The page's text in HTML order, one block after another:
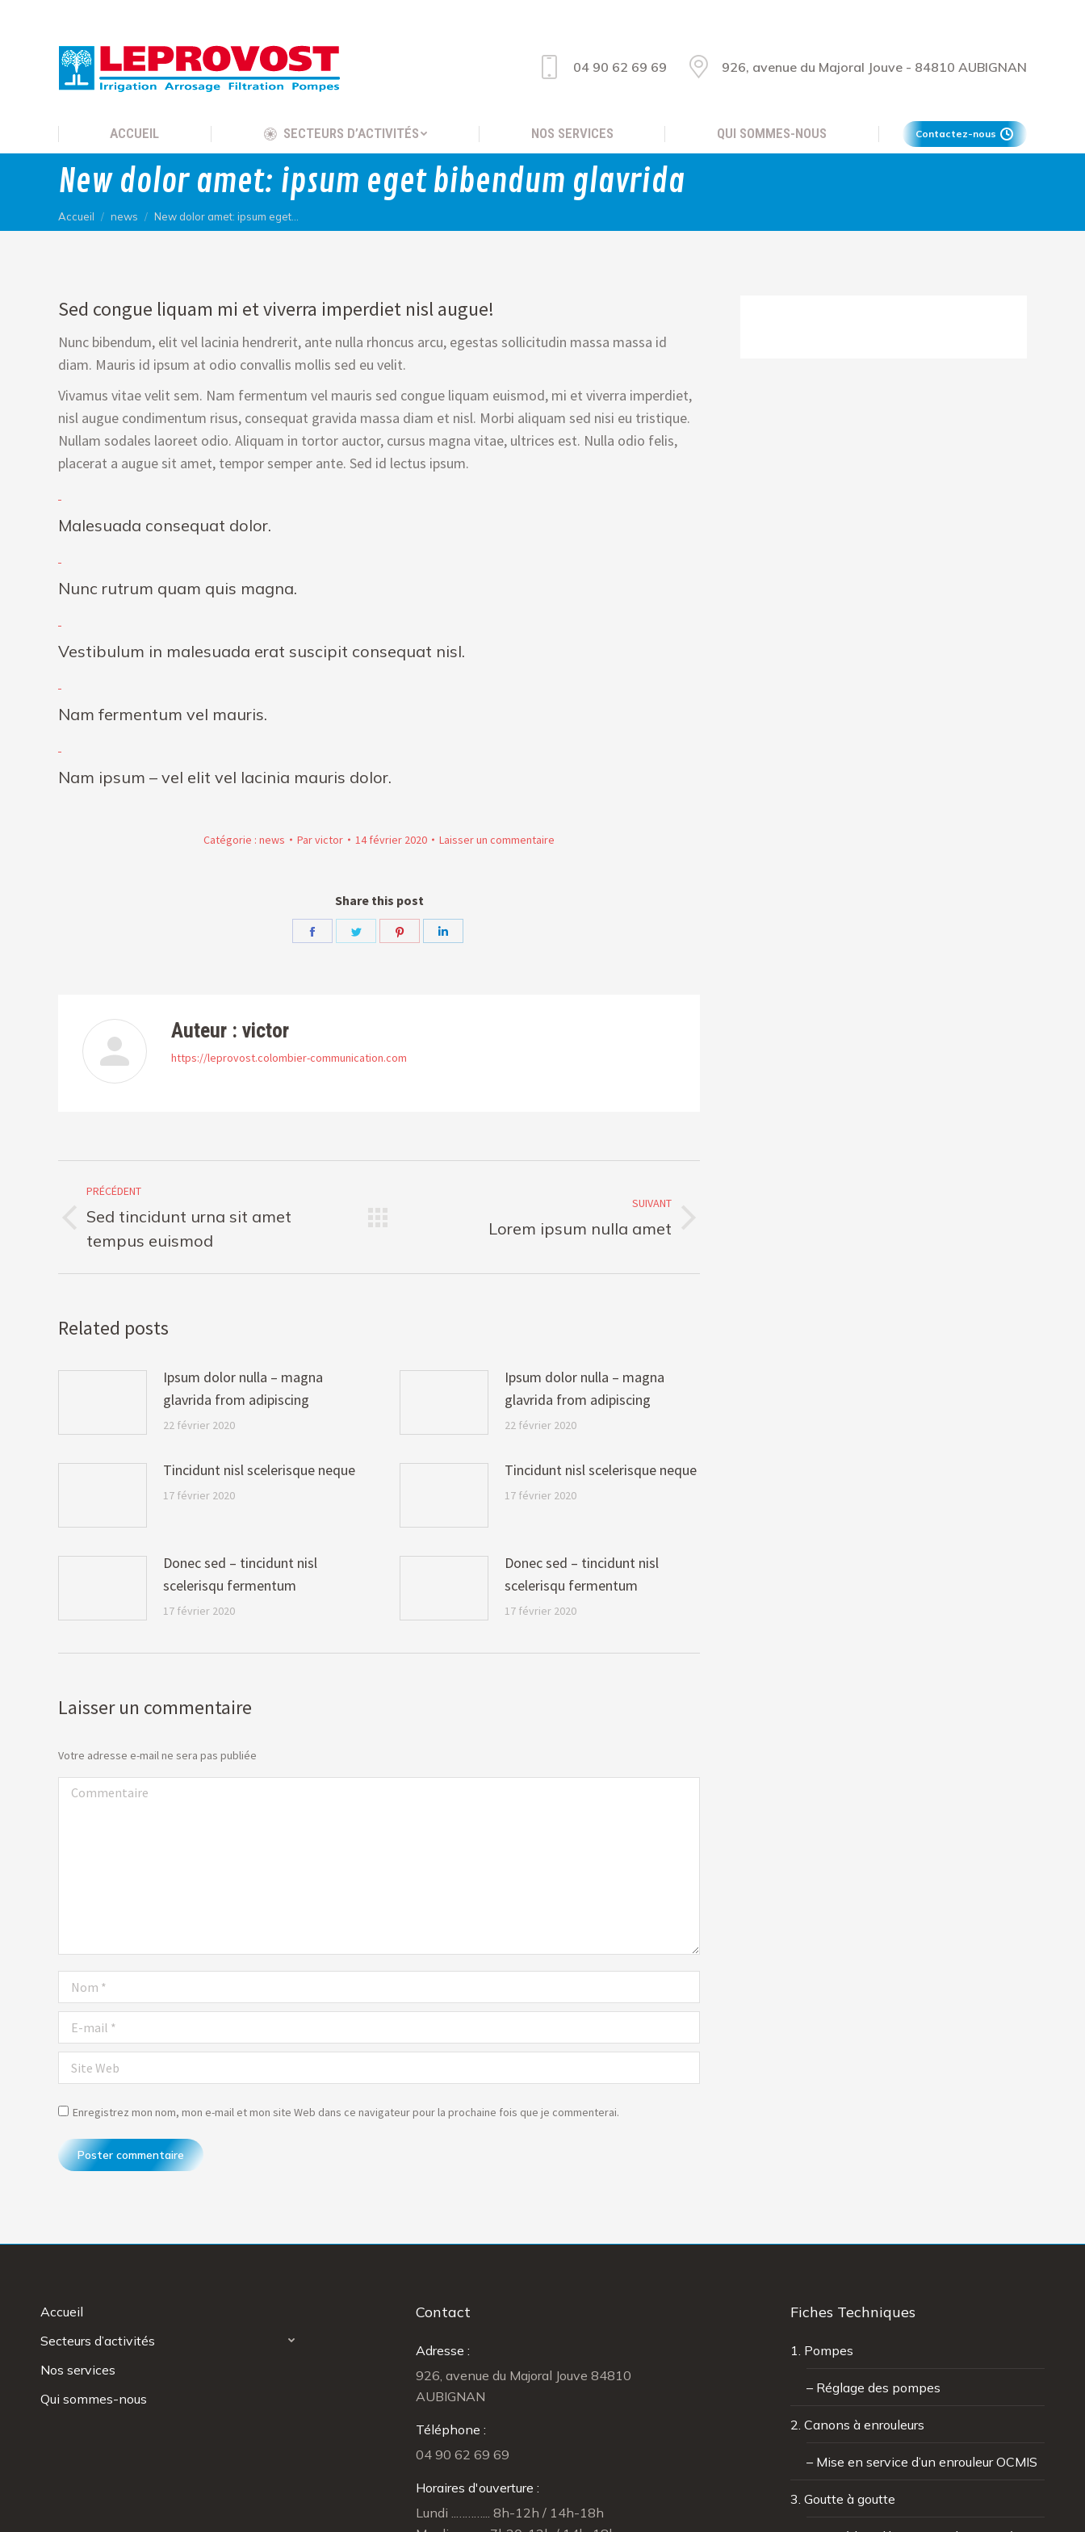
04 90 62 69 69 926, avenue du Majoral Jouve - 84810 AUBIGNAN
ACCUEIL SECTEURS D’ACTIVITÉS NOS SERVICES QUI SOMMES-NOUS Contactez-nous
New dolor amet: ipsum eget bibendum glavrida
Vous êtes ici :
Accueil news New dolor amet: ipsum eget…
Sed congue liquam mi et viverra imperdiet nisl augue!
Nunc bibendum, elit vel lacinia hendrerit, ante nulla rhoncus arcu, egestas sollicitudin massa massa id
diam. Mauris id ipsum at odio convallis mollis sed eu velit.
Vivamus vitae velit sem. Nam fermentum vel mauris sed congue liquam euismod, mi et viverra imperdiet,
nisl augue condimentum risus, consequat gravida massa diam et nisl. Morbi aliquam sed nisi eu tristique.
Nullam sodales laoreet odio. Aliquam in tortor auctor, cursus magna vitae, ultrices est. Nulla odio felis,
placerat a augue sit amet, tempor semper ante. Sed id lectus ipsum.
Malesuada consequat dolor.
Nunc rutrum quam quis magna.
Vestibulum in malesuada erat suscipit consequat nisl.
Nam fermentum vel mauris.
Nam ipsum – vel elit vel lacinia mauris dolor.
Catégorie : news Parvictor 14 février 2020 Laisser un commentaire
Share this post
PartagerPartager Partager
Auteur : victor
https://leprovost.colombier-communication.com
Navigation
article
PRÉCÉDENT
Article
précédent
:
Sed tincidunt urna sit amet
tempus euismod
SUIVANT
:
Lorem ipsum nulla amet
Related posts
Ipsum dolor nulla – magna
glavrida from adipiscing
22 février 2020
Ipsum dolor nulla – magna
glavrida from adipiscing
22 février 2020
Tincidunt nisl scelerisque neque
17 février 2020
Tincidunt nisl scelerisque neque
17 février 2020
Donec sed – tincidunt nisl
scelerisqu fermentum
17 février 2020
Donec sed – tincidunt nisl
scelerisqu fermentum
17 février 2020
Laisser un commentaire
Votre adresse e-mail ne sera pas publiée
Commentaire
Nom *
E-mail *
Site Web
Enregistrez mon nom, mon e-mail et mon site Web dans ce navigateur pour la prochaine fois que je commenterai.
Poster commentaire
Accueil
Secteurs d’activités
Nos services
Qui sommes-nous
Contact
Adresse :
926, avenue du Majoral Jouve 84810
AUBIGNAN
Téléphone :
04 90 62 69 69
Horaires d'ouverture :
Lundi ..………... 8h-12h / 14h-18h
Fiches Techniques
1. Pompes
– Réglage des pompes
2. Canons à enrouleurs
– Mise en service d’un enrouleur OCMIS
3. Goutte à goutte